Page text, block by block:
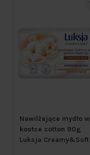
Nawilżające mydło w
kostce cotton 90g
Luksja Creamy&Soft